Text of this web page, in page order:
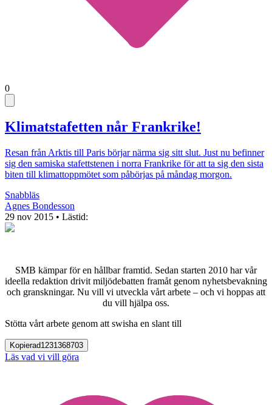
0
Klimatstafetten når Frankrike!
Resan från Arktis till Paris börjar närma sig sitt slut. Just nu befinner
sig den samiska stafettstenen i norra Frankrike för att ta sig den sista
biten till klimattoppmötet som påbörjas på måndag morgon.
Snabbläs
Agnes Bondesson
29 nov 2015 • Lästid:
SMB kämpar för en hållbar framtid. Sedan starten 2010 har vår
ideella redaktion drivit miljödebatten framåt genom nyhetsbevakning
och granskningar. Nu vill vi utveckla vårt arbete – och vi hoppas att
du vill hjälpa oss.
Stötta vårt arbete genom att swisha en slant till
Kopierad1231368703
Läs vad vi vill göra